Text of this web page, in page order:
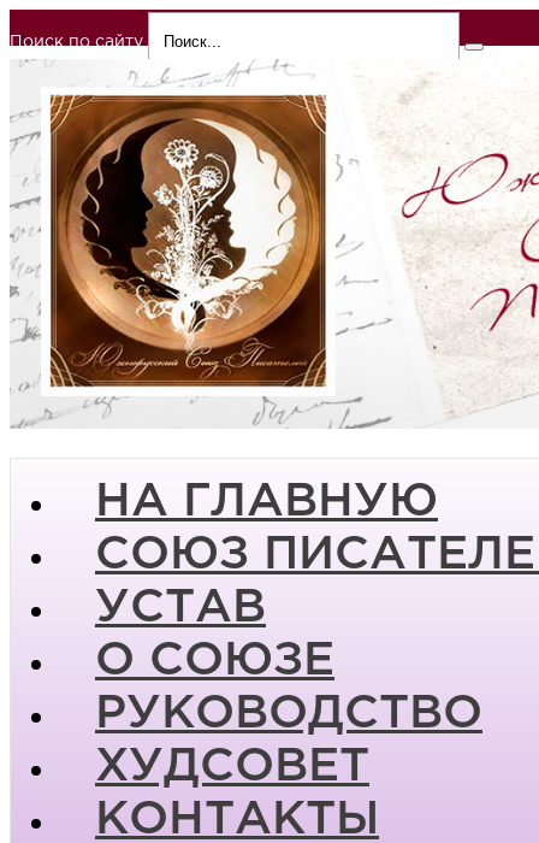
Поиск по сайту
НА ГЛАВНУЮ
СОЮЗ
УСТАВ
О СОЮЗЕ
РУКОВОДСТВО
ХУДСОВЕТ
КОНТАКТЫ